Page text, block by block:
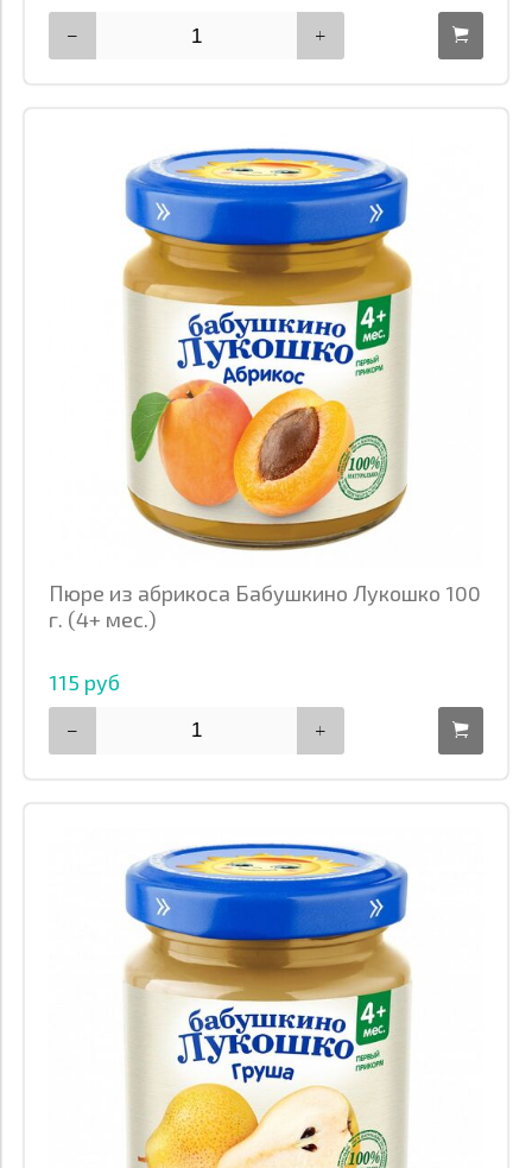
Пюре из абрикоса Бабушкино Лукошко 100
г. (4+ мес.)
115 руб